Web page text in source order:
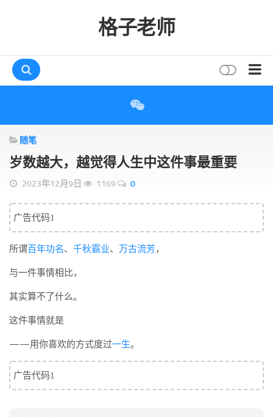
格子老师
互动
评论
打赏
读者
存档
标签
论坛
论坛搜索
页面
关于
随笔
岁数越大，越觉得人生中这件事最重要
2023年12月9日 1169 0
广告代码1
所谓百年功名、 千秋霸业、 万古流芳，
与一件事情相比，
其实算不了什么。
这件事情就是
——用你喜欢的方式度过一生。
广告代码1